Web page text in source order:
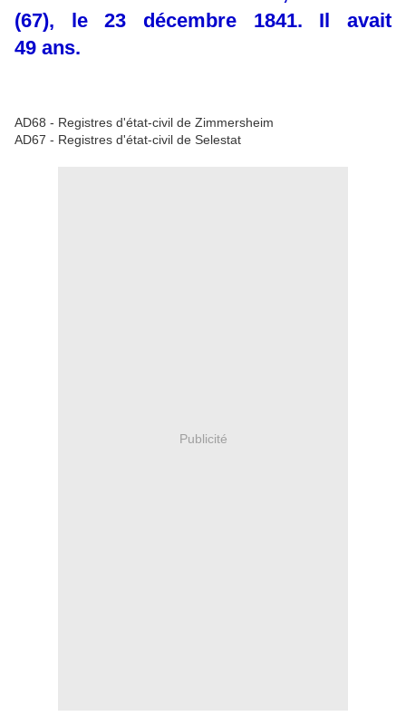
(67), le 23 décembre 1841. Il avait
49 ans.
AD68 - Registres d'état-civil de Zimmersheim
AD67 - Registres d'état-civil de Selestat
Publicité